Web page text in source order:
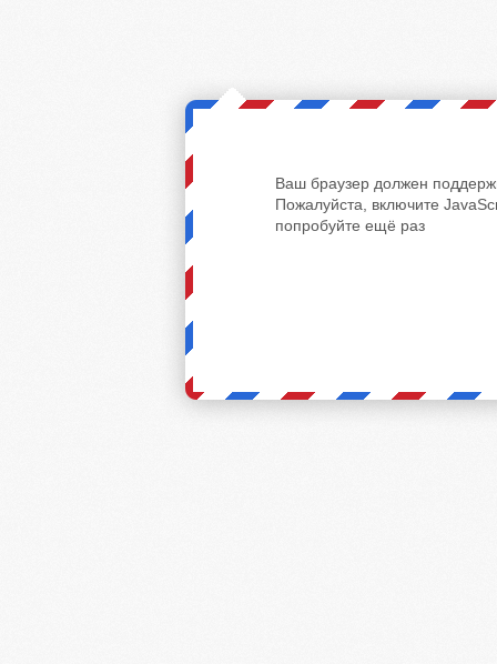
Ваш браузер должен
Пожалуйста, включите
попробуйте ещё раз